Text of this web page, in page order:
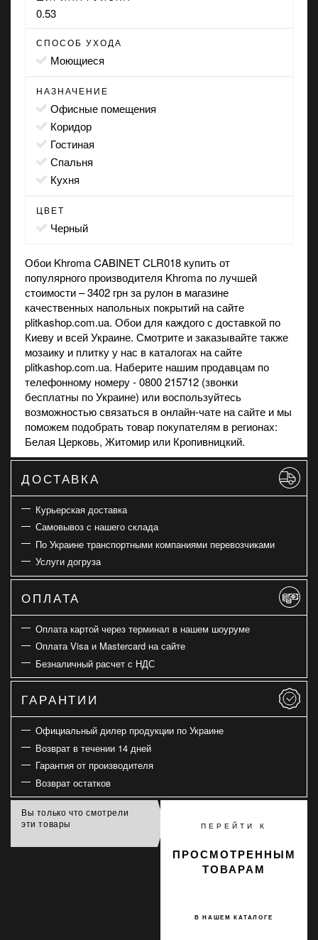
0.53
СПОСОБ УХОДА
моющиеся
НАЗНАЧЕНИЕ
офисные помещения
коридор
гостиная
спальня
кухня
ЦВЕТ
черный
Обои Khroma CABINET CLR018 купить от
популярного производителя Khroma по лучшей
стоимости – 3402 грн за рулон в магазине
качественных напольных покрытий на сайте
plitkashop.com.ua. Обои для каждого с доставкой по
Киеву и всей Украине. Смотрите и заказывайте также
мозаику и плиткуу нас в каталогах на сайте
plitkashop.com.ua. Наберите нашим продавцам по
телефонному номеру - 0800 215712 (звонки
бесплатны по Украине) или воспользуйтесь
возможностью связаться в онлайн-чате на сайте и мы
поможем подобрать товар покупателям в регионах:
Белая Церковь, Житомир или Кропивницкий.
ДОСТАВКА
Курьерская доставка
Самовывоз с нашего склада
По Украине транспортными компаниями перевозчиками
Услуги догруза
ОПЛАТА
Оплата картой через терминал в нашем шоуруме
Оплата Visa и Mastercard на сайте
Безналичный расчет с НДС
ГАРАНТИИ
Официальный дилер продукции по Украине
Возврат в течении 14 дней
Гарантия от производителя
Возврат остатков
Вы только что смотрели
эти товары
ПЕРЕЙТИ К
В НАШЕМ КАТАЛОГЕ
ПРОСМОТРЕННЫМ
ТОВАРАМ